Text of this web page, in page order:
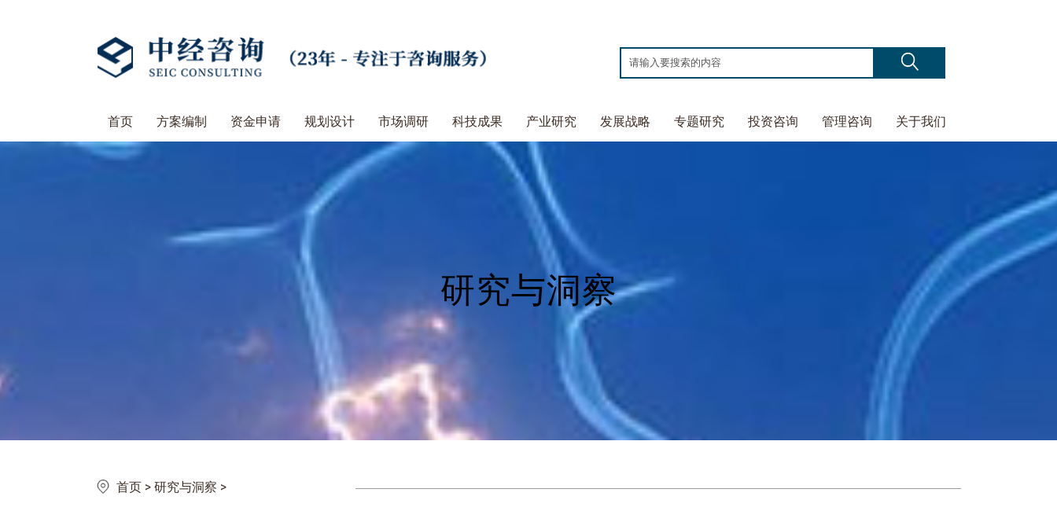
首页 方案编制 资金申请 规划设计 市场调研 科技成果 产业研究 发展战略 专题研究 投资咨询 管理咨询 关于我们
研究与洞察
首页 > 研究与洞察 >